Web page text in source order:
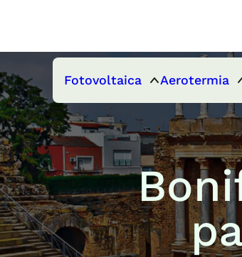
Fotovoltaica Aerotermia